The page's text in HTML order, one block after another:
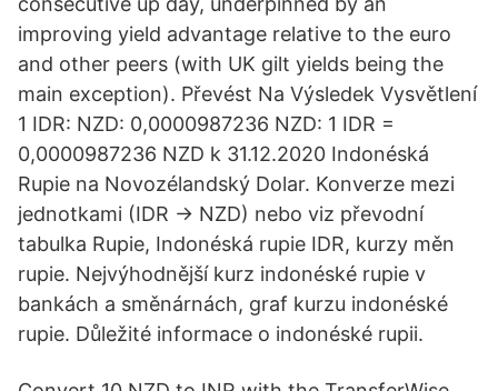
improving yield advantage relative to the euro
and other peers (with UK gilt yields being the
main exception). Převést Na Výsledek Vysvětlení
1 IDR: NZD: 0,0000987236 NZD: 1 IDR =
0,0000987236 NZD k 31.12.2020 Indonéská
Rupie na Novozélandský Dolar. Konverze mezi
jednotkami (IDR → NZD) nebo viz převodní
tabulka Rupie, Indonéská rupie IDR, kurzy měn
rupie. Nejvýhodnější kurz indonéské rupie v
bankách a směnárnách, graf kurzu indonéské
rupie. Důležité informace o indonéské rupii.